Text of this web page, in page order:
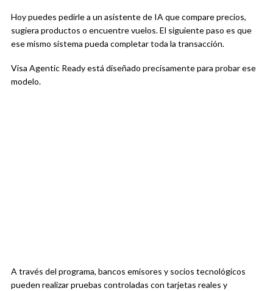
Hoy puedes pedirle a un asistente de IA que compare precios,
sugiera productos o encuentre vuelos. El siguiente paso es que
ese mismo sistema pueda completar toda la transacción.
Visa Agentic Ready está diseñado precisamente para probar ese
modelo.
A través del programa, bancos emisores y socios tecnológicos
pueden realizar pruebas controladas con tarjetas reales y